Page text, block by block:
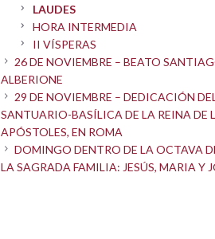
LAUDES
HORA INTERMEDIA
II VÍSPERAS
26 DE NOVIEMBRE – BEATO
ALBERIONE
29 DE NOVIEMBRE – DEDICACIÓN
SANTUARIO-BASÍLICA DE LA REINA DE
APÓSTOLES, EN ROMA
DOMINGO DENTRO DE LA OCTAVA
LA SAGRADA FAMILIA: JESÚS, MARIA Y